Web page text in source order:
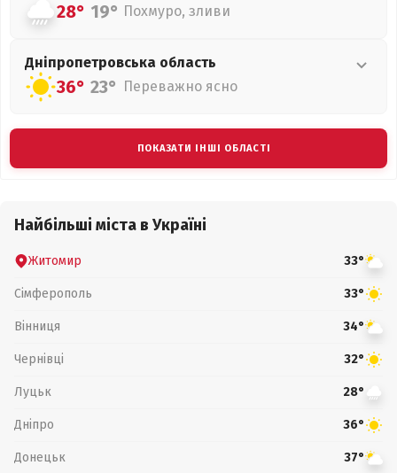
28° 19° Похмуро, зливи
Дніпропетровська область
36° 23° Переважно ясно
ПОКАЗАТИ ІНШІ ОБЛАСТІ
Найбільші міста в Україні
Житомир 33°
Сімферополь 33°
Вінниця 34°
Чернівці 32°
Луцьк 28°
Дніпро 36°
Донецьк 37°